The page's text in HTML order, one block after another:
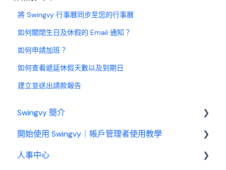
將 Swingvy 行事曆同步至您的行事曆
如何關閉生日及休假的 Email 通知？
如何申請加班？
如何查看遞延休假天數以及到期日
建立並送出請款報告
Swingvy 簡介
認識 Swingvy
開始使用 Swingvy｜帳戶管理者使用教學
Swingvy 新手教學｜所有你需要的教學影片都在
人事中心